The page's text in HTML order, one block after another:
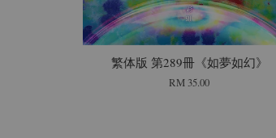
繁体版 第289冊《如夢如幻》
RM 35.00